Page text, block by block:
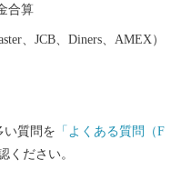
～午後5時45分 (土曜日・
特例申
合算
、JCB、Diners、AMEX）
い質問を 「よくある質問（F
ください。